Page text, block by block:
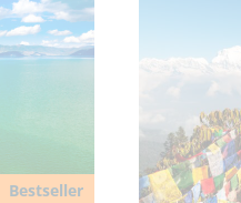
Bestseller